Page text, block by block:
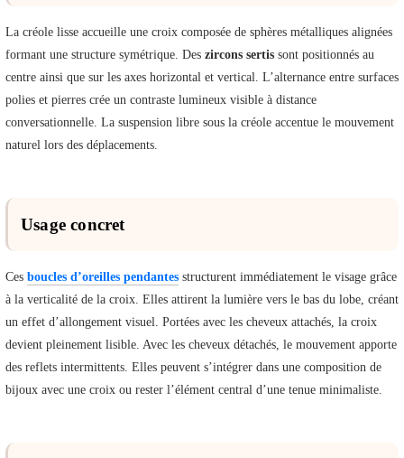
La créole lisse accueille une croix composée de sphères métalliques alignées
formant une structure symétrique. Des zircons sertis sont positionnés au
centre ainsi que sur les axes horizontal et vertical. L’alternance entre surfaces
polies et pierres crée un contraste lumineux visible à distance
conversationnelle. La suspension libre sous la créole accentue le mouvement
naturel lors des déplacements.
Usage concret
Ces boucles d’oreilles pendantes structurent immédiatement le visage grâce
à la verticalité de la croix. Elles attirent la lumière vers le bas du lobe, créant
un effet d’allongement visuel. Portées avec les cheveux attachés, la croix
devient pleinement lisible. Avec les cheveux détachés, le mouvement apporte
des reflets intermittents. Elles peuvent s’intégrer dans une composition de
bijoux avec une croix ou rester l’élément central d’une tenue minimaliste.